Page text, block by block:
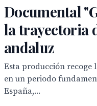
Documental
la trayectoria
andaluz
Esta producción recoge
en un periodo
España,...